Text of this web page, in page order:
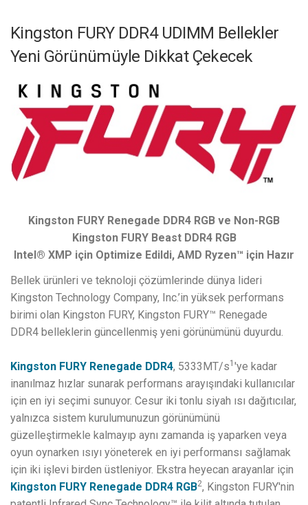
Kingston FURY DDR4 UDIMM Bellekler
Yeni Görünümüyle Dikkat Çekecek
Kingston FURY Renegade DDR4 RGB ve Non-RGB
Kingston FURY Beast DDR4 RGB
Intel® XMP için Optimize Edildi, AMD Ryzen™ için Hazır
Bellek ürünleri ve teknoloji çözümlerinde dünya lideri
Kingston Technology Company, Inc.’in yüksek performans
birimi olan Kingston FURY, Kingston FURY™ Renegade
DDR4 belleklerin güncellenmiş yeni görünümünü duyurdu.
Kingston FURY Renegade DDR4, 5333MT/s1 'ye kadar
inanılmaz hızlar sunarak performans arayışındaki kullanıcılar
için en iyi seçimi sunuyor. Cesur iki tonlu siyah ısı dağıtıcılar,
yalnızca sistem kurulumunuzun görünümünü
güzelleştirmekle kalmayıp aynı zamanda iş yaparken veya
oyun oynarken ısıyı yöneterek en iyi performansı sağlamak
için iki işlevi birden üstleniyor. Ekstra heyecan arayanlar için
Kingston FURY Renegade DDR4 RGB2, Kingston FURY'nin